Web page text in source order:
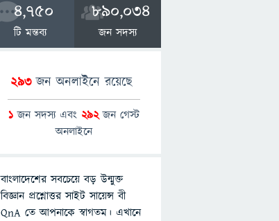
4,750
টি মন্তব্য
890,034
জন সদস্য
293জন অনলাইনে রয়েছে
1 জন সদস্য এবং 292জন গেস্ট
অনলাইনে
বাংলাদেশের সবচেয়ে বড় উন্মুক্ত
বিজ্ঞান প্রশ্নোত্তর সাইট সায়েন্স বী
QnA তে আপনাকে স্বাগতম। এখানে